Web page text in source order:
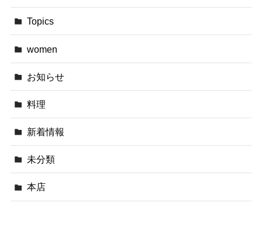
Topics
women
お知らせ
料理
新着情報
未分類
本店